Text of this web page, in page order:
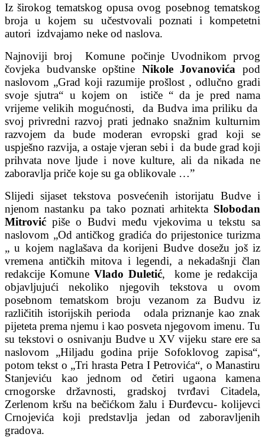
Iz širokog tematskog opusa ovog posebnog tematskog
broja u kojem su učestvovali poznati i kompetetni
autori izdvajamo neke od naslova.
Najnoviji broj Komune počinje Uvodnikom prvog
čovjeka budvanske opštine Nikole Jovanovića pod
naslovom „Grad koji razumije prošlost , odlučno gradi
svoje sjutra“ u kojem on ističe “ da je pred nama
vrijeme velikih mogućnosti, da Budva ima priliku da
svoj privredni razvoj prati jednako snažnim kulturnim
razvojem da bude moderan evropski grad koji se
uspješno razvija, a ostaje vjeran sebi i da bude grad koji
prihvata nove ljude i nove kulture, ali da nikada ne
zaboravlja priče koje su ga oblikovale …”
Slijedi sijaset tekstova posvećenih istorijatu Budve i
njenom nastanku pa tako poznati arhitekta Slobodan
Mitrović piše o Budvi među vjekovima u tekstu sa
naslovom „Od antičkog gradića do prijestonice turizma
„ u kojem naglašava da korijeni Budve dosežu još iz
vremena antičkih mitova i legendi, a nekadašnji član
redakcije Komune Vlado Duletić, kome je redakcija
objavljujući nekoliko njegovih tekstova u ovom
posebnom tematskom broju vezanom za Budvu iz
različitih istorijskih perioda odala priznanje kao znak
pijeteta prema njemu i kao posveta njegovom imenu. Tu
su tekstovi o osnivanju Budve u XV vijeku stare ere sa
naslovom „Hiljadu godina prije Sofoklovog zapisa“,
potom tekst o „Tri hrasta Petra I Petrovića“, o Manastiru
Stanjeviću kao jednom od četiri ugaona kamena
crnogorske državnosti, gradskoj tvrđavi Citadela,
Zerlenom kršu na bečićkom žalu i Đurđevcu- kolijevci
Crnojevića koji predstavlja jedan od zaboravljenih
gradova.